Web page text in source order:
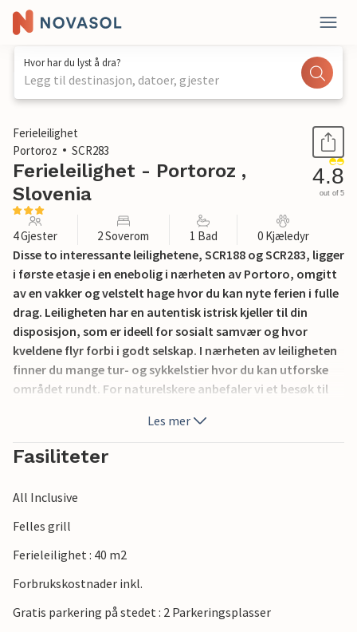
Hvor har du lyst å dra?
Legg til destinasjon, datoer, gjester
1 / 15
Ferieleilighet
Portoroz
SCR283
Ferieleilighet - Portoroz ,
Slovenia
4.8
out of 5
4 Gjester 2 Soverom 1 Bad 0 Kjæledyr
Disse to interessante leilighetene, SCR188 og SCR283, ligger
i første etasje i en enebolig i nærheten av Portoro, omgitt
av en vakker og velstelt hage hvor du kan nyte ferien i fulle
drag. Leiligheten har en autentisk istrisk kjeller til din
disposisjon, som er ideell for sosialt samvær og hvor
kveldene flyr forbi i godt selskap. I nærheten av leiligheten
finner du mange tur- og sykkelstier hvor du kan utforske
området rundt. For naturelskere anbefaler vi et besøk til
Les mer
Fasiliteter
All Inclusive
Felles grill
Ferieleilighet : 40 m2
Forbrukskostnader inkl.
Gratis parkering på stedet : 2 Parkeringsplasser